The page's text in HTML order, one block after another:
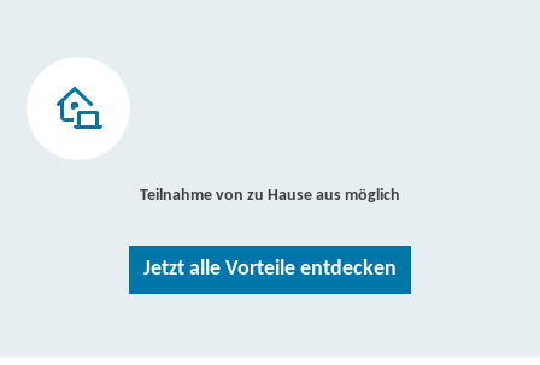
Teilnahme von zu Hause aus möglich
Jetzt alle Vorteile entdecken